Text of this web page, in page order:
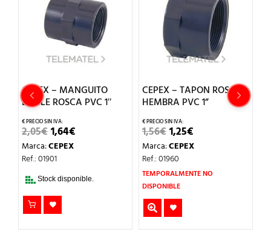
CEPEX – MANGUITO
DOBLE ROSCA PVC 1″
2,05€EL
PRECIO
ORIGINAL
ERA:
1,64€
Marca:CEPEX
Ref.: 01901
Stock disponible.
CEPEX – TAPON ROSCA
HEMBRA PVC 1”
1,56€EL
PRECIO
ORIGINAL
ERA:
1,56€.
1,25€PRECIO
ACTUAL
1,25€.
Marca:CEPEX
Ref.: 01960
TEMPORALMENTE NO
DISPONIBLE